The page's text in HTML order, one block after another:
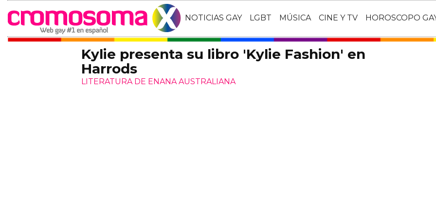
NOTICIAS GAY LGBT MÚSICA CINE Y TV HOROSCOPO
Kylie presenta su libro 'Kylie Fashion' en
Harrods
LITERATURA DE ENANA AUSTRALIANA